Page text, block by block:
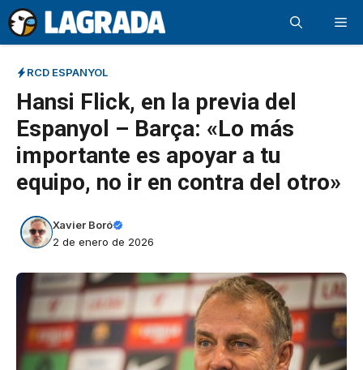
Saltar
al
contenido
RCD ESPANYOL
Hansi Flick, en la previa del
Espanyol – Barça: «Lo más
importante es apoyar a tu
equipo, no ir en contra del otro»
Xavier Boró
2 de enero de 2026